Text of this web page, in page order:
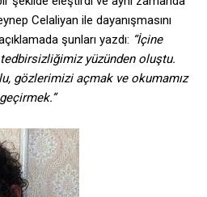
Celaliyan ile dayanışmasını
şunları yazdı: “İçine
tedbirsizliğimiz yüzünden oluştu.
gözlerimizi açmak ve okumamız